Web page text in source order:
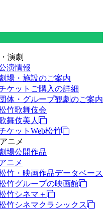
演劇
演情報
場・施設のご案内
ケットご購入の詳細
団体・グループ観劇のご案内
竹歌舞伎会
舞伎美人
ケットWeb松竹
ニメ
場公開作品
ニメ
竹・映画作品データベース
竹グループの映画館
竹シネマ＋
竹シネマクラシックス